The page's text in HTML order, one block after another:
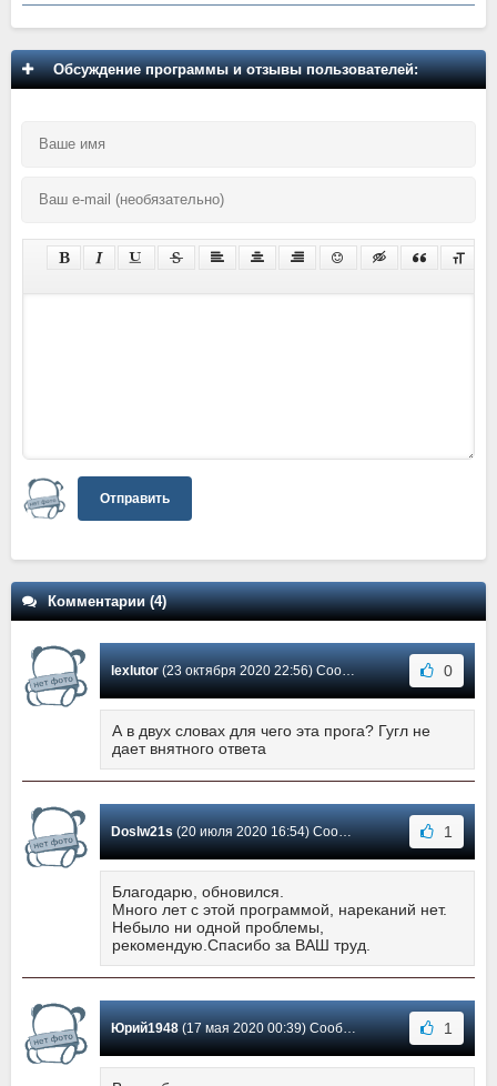
Обсуждение программы и отзывы пользователей:
Отправить
Комментарии (4)
lexlutor(23 октября 2020 22:56) Сообщение #4 0
А в двух словах для чего эта прога? Гугл не
дает внятного ответа
Doslw21s(20 июля 2020 16:54) Сообщение #3 1
Благодарю, обновился.
Много лет с этой программой, нареканий нет.
Небыло ни одной проблемы,
рекомендую.Спасибо за ВАШ труд.
Юрий1948(17 мая 2020 00:39) Сообщение #2 1